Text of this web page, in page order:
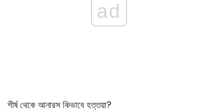
ad
শীর্ষ থেকে আনারস কিভাবে হত্তয়া?